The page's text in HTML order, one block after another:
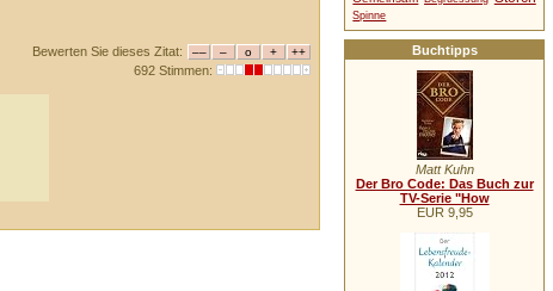
Bewerten Sie dieses Zitat:
692 Stimmen:
Spinne
Buchtipps
Matt Kuhn
Der Bro Code: Das Buch zur
TV-Serie "How
EUR 9,95